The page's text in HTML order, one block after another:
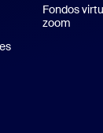
Fondos
zoom